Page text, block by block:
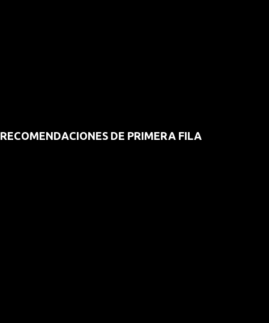
RECOMENDACIONES DE PRIMERA FILA